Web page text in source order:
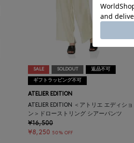
SALE SOLDOUT 返品不可
ギフトラッピング不可
ATELIER EDITION
ATELIER EDITION ＜アトリエ エディショ
ン＞ドローストリング シアーパンツ
¥16,500
¥8,250 50% OFF